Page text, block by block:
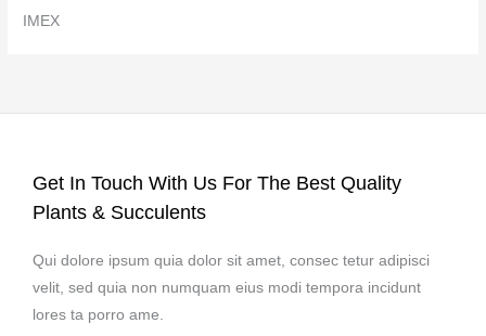
IMEX
Get In Touch With Us For The Best Quality
Plants & Succulents
Qui dolore ipsum quia dolor sit amet, consec tetur adipisci
velit, sed quia non numquam eius modi tempora incidunt
lores ta porro ame.